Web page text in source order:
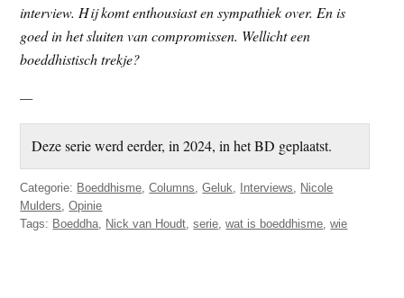
interview. Hij komt enthousiast en sympathiek over. En is
goed in het sluiten van compromissen. Wellicht een
boeddhistisch trekje?
—
Deze serie werd eerder, in 2024, in het BD geplaatst.
Categorie: Boeddhisme ,Columns ,Geluk Interviews
Nicole
Mulders ,Opinie
Tags: Boeddha Nick van Houdt ,serie ,wat is boeddhisme ,wie